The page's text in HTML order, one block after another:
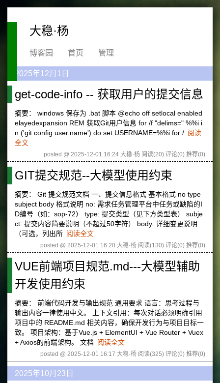
大稳·杨
博客园 首页 管理
2025年12月1日
get-code-info -- 获取用户的提交信息
摘要： windows 保存为 .bat 脚本 @echo off setlocal enabled
elayedexpansion REM 获取Git用户信息 for /f "delims=" %%i i
n ('git config user.name') do set USERNAME=%%i for / 阅读
全文
posted @ 2025-12-01 16:24 大稳·杨 阅读(20) 评论(0) 推荐(0)
GIT提交规范--大模型使用约束
摘要： Git 提交规范文档 一、提交信息格式 基本格式 no type
subject body 格式说明 no: 需求任务管理平台中任务或缺陷的I
D编号（如：sop-72） type: 提交类型（见下方类型表） subje
ct: 提交内容简要说明（不超过50字符） body: 详细变更说明
（可选，列出所 阅读全文
posted @ 2025-12-01 16:20 大稳·杨 阅读(130) 评论(0) 推荐(0)
VUE前端项目规范.md---大模型辅助
开发使用约束
摘要： 前端代码开发与输出规范 通用要求 语言：思考过程与
输出内容一律使用中文。 上下文引用：每次对话必须明确引用
项目中的 README.md 相关内容，确保开发行为与项目目标一
致。 项目架构：基于Vue.js + ElementUI + Vue Router + Vuex
+ Axios的前端架构。 文档 阅读全文
posted @ 2025-12-01 16:17 大稳·杨 阅读(325) 评论(0) 推荐(0)
2025年10月23日